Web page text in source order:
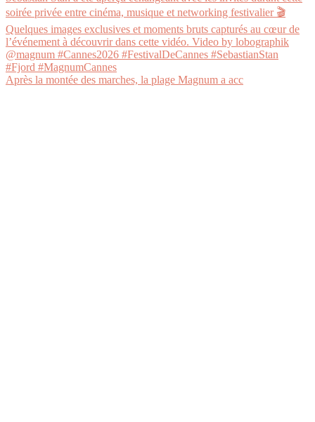
Après la montée des marches, la plage Magnum a acc